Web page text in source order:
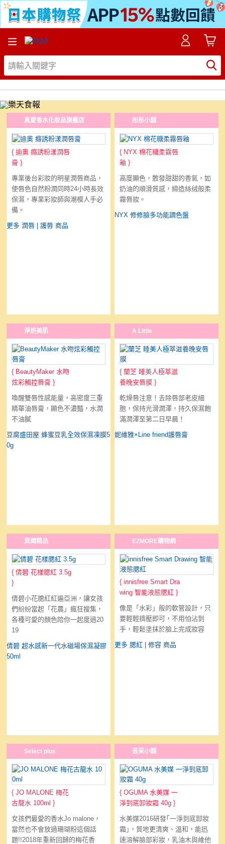
真愛香水化妝品旗艦店
{迪奧 癮誘粉漾潤唇
膏 }
專業後台彩妝的明星潤唇商品，
使唇色自然粉潤同時24小時長效
保濕，專業彩妝師與潮模人手必
備。
更多 潤唇 | 護唇 商品
彤彤小舖
{ NYX 棉花糖柔霧唇
釉 }
高度顯色，散發甜甜的香氣，如
奶油的順滑質感，締造絲绒般柔
霧唇妝。
NYX 修修臉多功能調色盤
淨妍美肌
{ BeautyMaker 水吻
炫彩觸控唇膏 }
喚醒雙唇性感能量，高密度三重
精華油唇膏，顯色不濃豔，水潤
不油膩
豆腐盛田屋 蜂蜜豆乳全效保濕凍膜5
0g
A Little
{蘭芝 睡美人極萃滋
養晚安唇膜 }
乾燥唇注意！去除唇部老皮細
胞，保持光滑潤澤，持久保濕飽
滿潤澤至第二日早晨！
妮維雅×Line friend護唇膏
異國精品
{倩碧 花樣腮紅 3.5g
}
倩碧小花腮紅紅遍亞洲，讓女孩
們紛紛當起「花農」瘋狂搜集，
各種可愛的顏色陪你一起度過20
19
倩碧 超水感新一代水磁場保濕凝膠
50ml
EZMORE購物網
{innisfree Smart Dra
wing 智能液態腮紅 }
像是「水彩」般的軟管設計，只
要輕輕擠壓即可，不用怕沾到
手，輕鬆塗抹於臉上完成妝容
更多 腮紅 | 修容 商品
Select plus
{JO MALONE 梅花
古龍水 100ml}
女孩們最愛的香水Jo malone，
當然也不會放過珊瑚粉這個話
題!!2018年重新回歸的梅花香
芸采小舖
{OGUMA 水美媒 一
淨到底卸妝霜 40g }
水美媒2016研發｢一淨到底卸妝
霜｣，質地更清爽、溫和，能迅
速溶解臉部彩妝，乳油木與維他